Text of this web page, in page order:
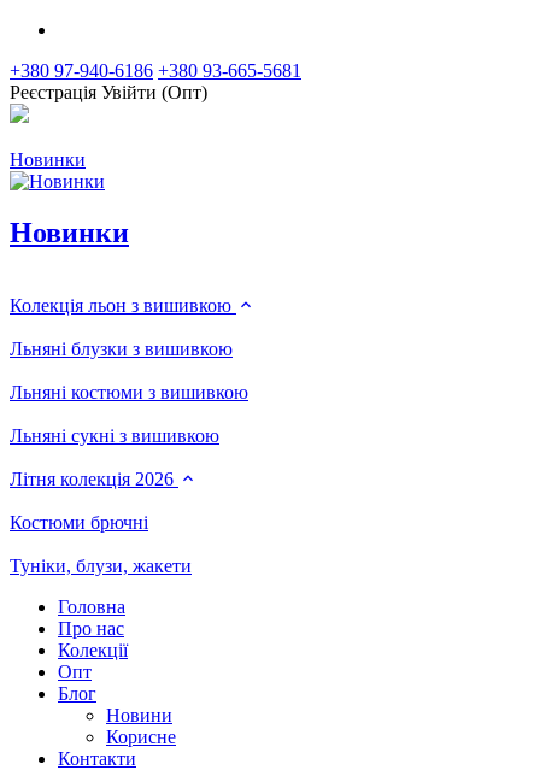
+380 97-940-6186 +380 93-665-5681
Реєстрація Увійти (Опт)
Новинки
Новинки
Колекція льон з вишивкою
Льняні блузки з вишивкою
Льняні костюми з вишивкою
Льняні сукні з вишивкою
Літня колекція 2026
Костюми брючні
Туніки, блузи, жакети
Головна
Про нас
Колекції
Опт
Блог
Новини
Корисне
Контакти